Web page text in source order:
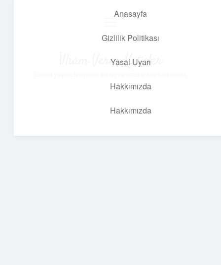
Anasayfa
Gizlilik Politikası
Yasal Uyarı
Hakkımızda
Hakkımızda
İlham Veren Köşeler